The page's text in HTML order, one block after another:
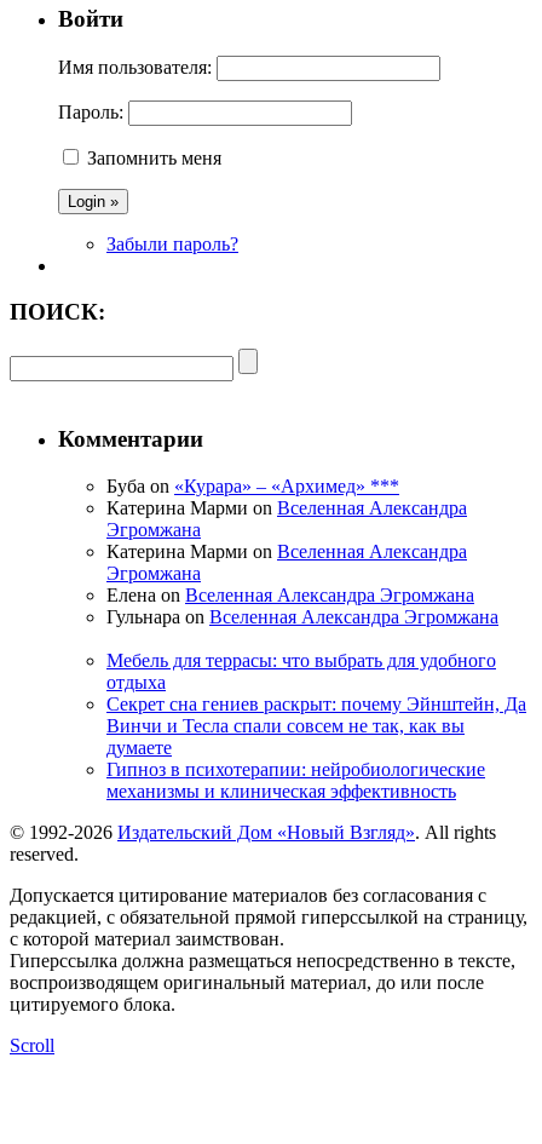
Войти
Имя пользователя:
Пароль:
Запомнить меня
Забыли пароль?
ПОИСК:
Комментарии
Буба on «Курара» – «Архимед» ***
Катерина Марми on Вселенная Александра
Эгромжана
Катерина Марми on Вселенная Александра
Эгромжана
Елена on Вселенная Александра Эгромжана
Гульнара on Вселенная Александра Эгромжана
Мебель для террасы: что выбрать для удобного
отдыха
Секрет сна гениев раскрыт: почему Эйнштейн, Да
Винчи и Тесла спали совсем не так, как вы
думаете
Гипноз в психотерапии: нейробиологические
механизмы и клиническая эффективность
© 1992-2026 Издательский Дом «Новый Взгляд». All rights
reserved.
Допускается цитирование материалов без согласования с
редакцией, с обязательной прямой гиперссылкой на страницу,
с которой материал заимствован.
Гиперссылка должна размещаться непосредственно в тексте,
воспроизводящем оригинальный материал, до или после
цитируемого блока.
Scroll